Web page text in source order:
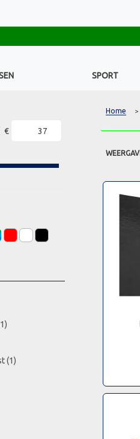
SPORT
€
(1)
Home >